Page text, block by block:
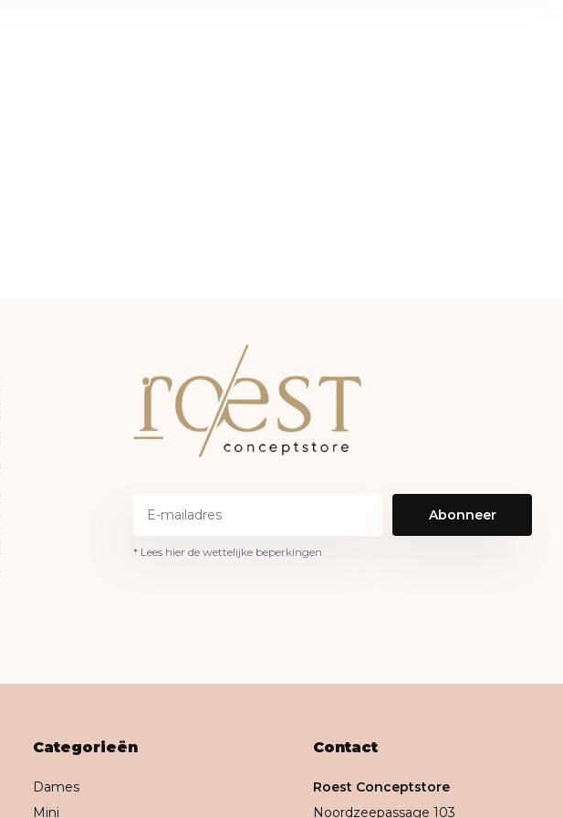
Abonneer
* Lees hier de wettelijke beperkingen
Categorieën
Dames
Mini
Contact
Roest Conceptstore
Noordzeepassage 103